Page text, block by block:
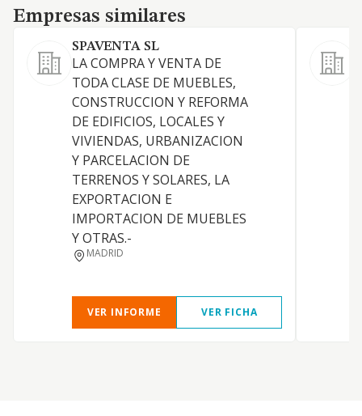
Empresas similares
Empresas similares
SPAVENTA SL
LA COMPRA Y VENTA DE
TODA CLASE DE MUEBLES,
CONSTRUCCION Y REFORMA
DE EDIFICIOS, LOCALES Y
VIVIENDAS, URBANIZACION
Y PARCELACION DE
TERRENOS Y SOLARES, LA
EXPORTACION E
IMPORTACION DE MUEBLES
Y OTRAS.-
MADRID
VER INFORME VER FICHA